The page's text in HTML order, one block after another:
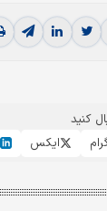
کنید
ایکس